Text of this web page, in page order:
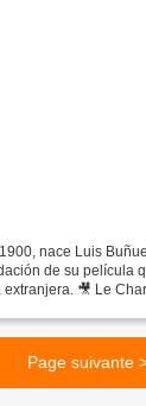
nace Luis
de su película
🎥 Le
Page suivante